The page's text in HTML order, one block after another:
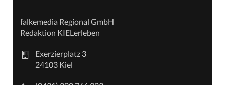
falkemedia Regional GmbH
Redaktion KIELerleben
Exerzierplatz 3
24103 Kiel